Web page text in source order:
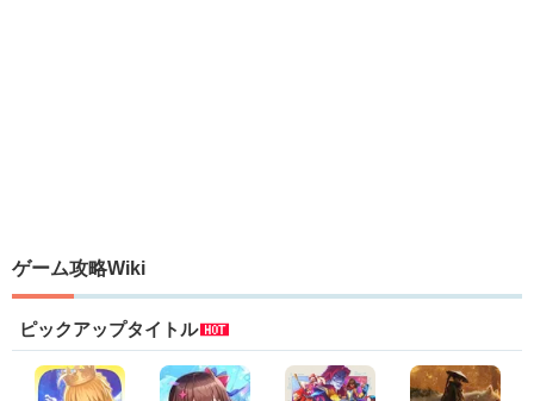
ゲーム攻略Wiki
ピックアップタイトル